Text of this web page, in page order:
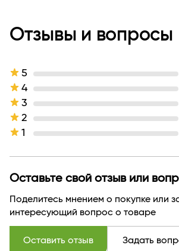
Отзывы и вопросы
5
4
3
2
1
Оставьте свой отзыв или
Поделитесь мнением о покупке или
интересующий вопрос о товаре
Оставить отзыв Задать